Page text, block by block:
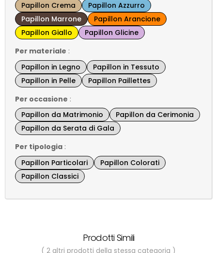
Papillon Crema
Papillon Azzurro
Papillon Marrone
Papillon Arancione
Papillon Giallo
Papillon Glicine
Per materiale :
Papillon in Legno
Papillon in Tessuto
Papillon in Pelle
Papillon Paillettes
Per occasione :
Papillon da Matrimonio
Papillon da Cerimonia
Papillon da Serata di Gala
Per tipologia :
Papillon Particolari
Papillon Colorati
Papillon Classici
Prodotti Simili
( 2 altri prodotti della stessa categoria )